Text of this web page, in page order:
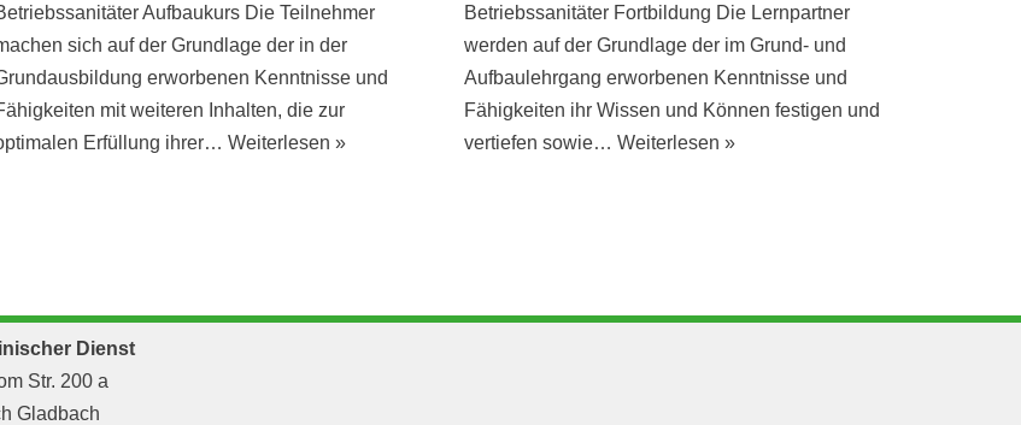
Aufbaukurs Die Teilnehmer
sich auf der Grundlage der in der
erworbenen Kenntnisse und
mit weiteren Inhalten, die zur
Erfüllung ihrer… Weiterlesen »
Betriebssanitäter Fortbildung Die Lernpartner
werden auf der Grundlage der im Grund- und
Aufbaulehrgang erworbenen Kenntnisse und
Fähigkeiten ihr Wissen und Können festigen und
vertiefen sowie… Weiterlesen »
Dienst
Str. 200 a
Gladbach